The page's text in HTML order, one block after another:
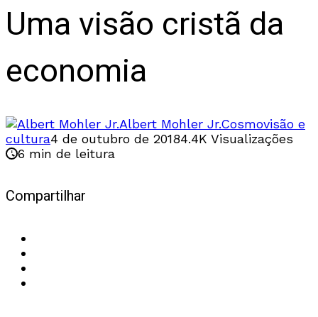
Uma visão cristã da
economia
Albert Mohler Jr.Cosmovisão e
cultura4 de outubro de 20184.4K Visualizações
6 min de leitura
Compartilhar